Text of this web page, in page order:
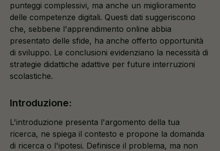
punteggi complessivi, ma anche un miglioramento
delle competenze digitali. Questi dati suggeriscono
che, sebbene l'apprendimento online abbia
presentato delle sfide, ha anche offerto opportunità
di sviluppo. Le conclusioni evidenziano la necessità di
strategie didattiche adattive per future interruzioni
scolastiche.
Introduzione:
L'introduzione presenta l'argomento della tua
ricerca, ne spiega il contesto e propone la domanda
di ricerca o l'ipotesi. Definisce il problema, ma non